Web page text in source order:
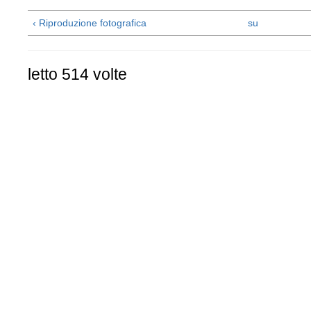
‹ Riproduzione fotografica su
letto 514 volte